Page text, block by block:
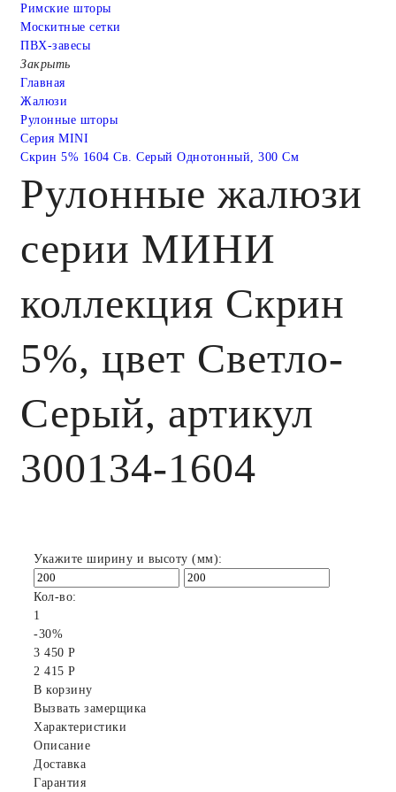
Римские шторы
Москитные сетки
ПВХ-завесы
Закрыть
Главная
Жалюзи
Рулонные шторы
Серия MINI
Скрин 5% 1604 Св. Серый Однотонный, 300 См
Рулонные жалюзи
серии МИНИ
коллекция Скрин
5%, цвет Светло-
Серый, артикул
300134-1604
Укажите ширину и высоту (мм):
Кол-во:
1
-30%
3 450 Р
2 415 Р
В корзину
Вызвать замерщика
Характеристики
Описание
Доставка
Гарантия